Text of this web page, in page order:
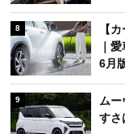
8
【
｜
6月
9
ムー
すさ